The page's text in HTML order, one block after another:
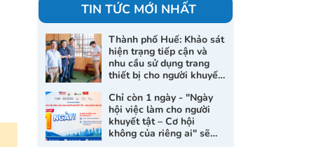
TIN TỨC MỚI NHẤT
Thành phố Huế: Khảo sát
hiện trạng tiếp cận và
nhu cầu sử dụng trang
thiết bị cho người khuyết
Chỉ còn 1 ngày - "Ngày
hội việc làm cho người
khuyết tật – Cơ hội
không của riêng ai" sẽ